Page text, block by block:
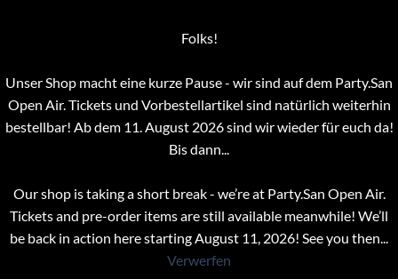
Folks!
Unser Shop macht eine kurze Pause - wir sind auf dem Party.San
Open Air. Tickets und Vorbestellartikel sind natürlich weiterhin
bestellbar! Ab dem 11. August 2026 sind wir wieder für euch da!
Bis dann...
Our shop is taking a short break - we’re at Party.San Open Air.
Tickets and pre-order items are still available meanwhile! We’ll
be back in action here starting August 11, 2026! See you then...
Verwerfen